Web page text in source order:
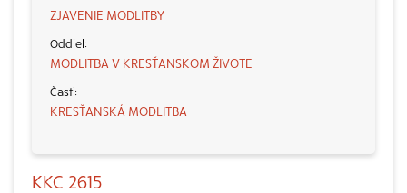
ZJAVENIE MODLITBY
MODLITBA V KRESŤANSKOM ŽIVOTE
KRESŤANSKÁ MODLITBA
KKC 2615